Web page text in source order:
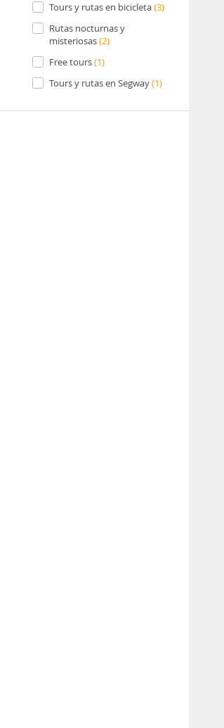
Tours y rutas en bicicleta(3)
Rutas nocturnas y
misteriosas(2)
Free tours(1)
Tours y rutas en Segway(1)